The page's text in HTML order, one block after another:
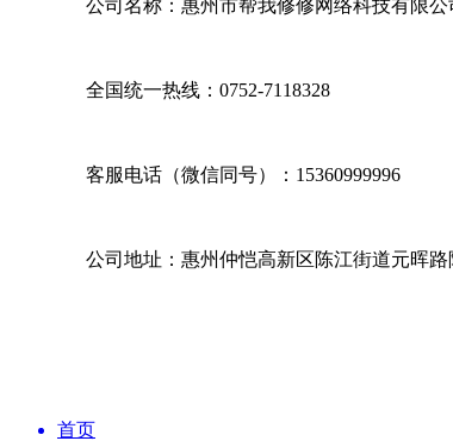
公司名称：惠州市帮我修修网络科技有限公
全国统一热线：0752-7118328
客服电话（微信同号）：15360999996
公司地址： 惠州仲恺高新区陈江街道元晖路
首页